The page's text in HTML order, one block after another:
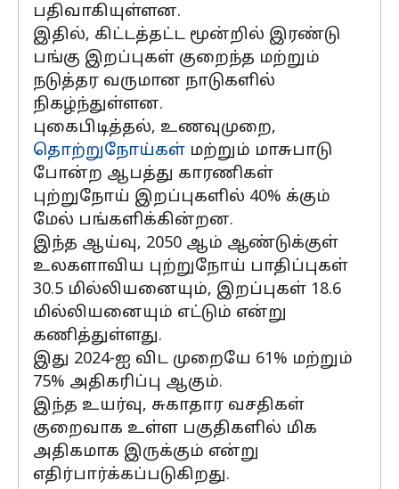
பதிவாகியுள்ளன.
இதில், கிட்டத்தட்ட மூன்றில் இரண்டு
பங்கு இறப்புகள் குறைந்த மற்றும்
நடுத்தர வருமான நாடுகளில்
நிகழ்ந்துள்ளன.
புகைபிடித்தல், உணவுமுறை,
தொற்றுநோய்கள் மற்றும் மாசுபாடு
போன்ற ஆபத்து காரணிகள்
புற்றுநோய் இறப்புகளில் 40% க்கும்
மேல் பங்களிக்கின்றன.
இந்த ஆய்வு, 2050 ஆம் ஆண்டுக்குள்
உலகளாவிய புற்றுநோய் பாதிப்புகள்
30.5 மில்லியனையும், இறப்புகள் 18.6
மில்லியனையும் எட்டும் என்று
கணித்துள்ளது.
இது 2024-ஐ விட முறையே 61% மற்றும்
75% அதிகரிப்பு ஆகும்.
இந்த உயர்வு, சுகாதார வசதிகள்
குறைவாக உள்ள பகுதிகளில் மிக
அதிகமாக இருக்கும் என்று
எதிர்பார்க்கப்படுகிறது.